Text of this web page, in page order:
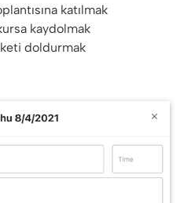
katılmak
kaydolmak
doldurmak